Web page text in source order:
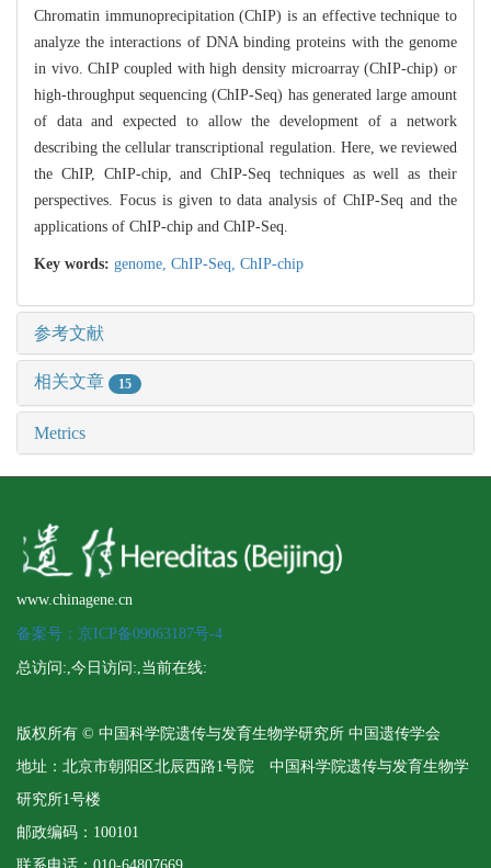
Chromatin immunoprecipitation (ChIP) is an effective technique to
analyze the interactions of DNA binding proteins with the genome
in vivo. ChIP coupled with high density microarray (ChIP-chip) or
high-throughput sequencing (ChIP-Seq) has generated large amount
of data and expected to allow the development of a network
describing the cellular transcriptional regulation. Here, we reviewed
the ChIP, ChIP-chip, and ChIP-Seq techniques as well as their
perspectives. Focus is given to data analysis of ChIP-Seq and the
applications of ChIP-chip and ChIP-Seq.
Key words: genome, ChIP-Seq, ChIP-chip
参考文献
相关文章 15
Metrics
www.chinagene.cn
备案号：京ICP备09063187号-4
总访问:,今日访问:,当前在线:
版权所有 © 中国科学院遗传与发育生物学研究所 中国遗传学会
地址：北京市朝阳区北辰西路1号院 中国科学院遗传与发育生物学
研究所1号楼
邮政编码：100101